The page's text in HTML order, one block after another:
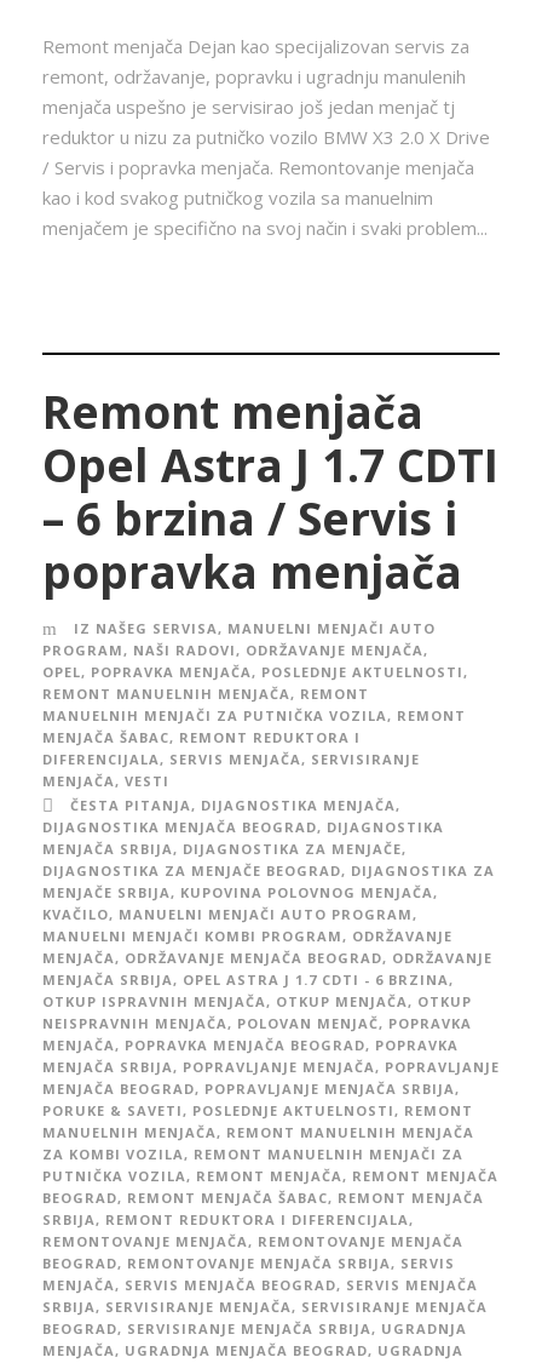
Remont menjača Dejan kao specijalizovan servis za
remont, održavanje, popravku i ugradnju manulenih
menjača uspešno je servisirao još jedan menjač tj
reduktor u nizu za putničko vozilo BMW X3 2.0 X Drive
/ Servis i popravka menjača. Remontovanje menjača
kao i kod svakog putničkog vozila sa manuelnim
menjačem je specifično na svoj način i svaki problem...
Remont menjača
Opel Astra J 1.7 CDTI
– 6 brzina / Servis i
popravka menjača
IZ NAŠEG SERVISA , MANUELNI MENJAČI AUTO
PROGRAM , NAŠI RADOVI , ODRŽAVANJE MENJAČA ,
OPEL, POPRAVKA MENJAČA , POSLEDNJE AKTUELNOSTI ,
REMONT MANUELNIH MENJAČA , REMONT
MANUELNIH MENJAČI ZA PUTNIČKA VOZILA , REMONT
MENJAČA ŠABAC, REMONT REDUKTORA I
DIFERENCIJALA , SERVIS MENJAČA , SERVISIRANJE
MENJAČA , VESTI
ČESTA PITANJA , DIJAGNOSTIKA MENJAČA ,
DIJAGNOSTIKA MENJAČA BEOGRAD, DIJAGNOSTIKA
MENJAČA SRBIJA , DIJAGNOSTIKA ZA MENJAČE,
DIJAGNOSTIKA ZA MENJAČE BEOGRAD, DIJAGNOSTIKA ZA
MENJAČE SRBIJA , KUPOVINA POLOVNOG MENJAČA ,
KVAČILO, MANUELNI MENJAČI AUTO PROGRAM ,
MANUELNI MENJAČI KOMBI PROGRAM , ODRŽAVANJE
MENJAČA , ODRŽAVANJE MENJAČA BEOGRAD, ODRŽAVANJE
MENJAČA SRBIJA , OPEL ASTRA J 1.7 CDTI - 6 BRZINA ,
OTKUP ISPRAVNIH MENJAČA , OTKUP MENJAČA , OTKUP
NEISPRAVNIH MENJAČA , POLOVAN MENJAČ, POPRAVKA
MENJAČA , POPRAVKA MENJAČA BEOGRAD, POPRAVKA
MENJAČA SRBIJA , POPRAVLJANJE MENJAČA , POPRAVLJANJE
MENJAČA BEOGRAD, POPRAVLJANJE MENJAČA SRBIJA ,
PORUKE & SAVETI , POSLEDNJE AKTUELNOSTI , REMONT
MANUELNIH MENJAČA , REMONT MANUELNIH MENJAČA
ZA KOMBI VOZILA , REMONT MANUELNIH MENJAČI ZA
PUTNIČKA VOZILA , REMONT MENJAČA , REMONT MENJAČA
BEOGRAD, REMONT MENJAČA ŠABAC, REMONT MENJAČA
SRBIJA , REMONT REDUKTORA I DIFERENCIJALA ,
REMONTOVANJE MENJAČA , REMONTOVANJE MENJAČA
BEOGRAD, REMONTOVANJE MENJAČA SRBIJA , SERVIS
MENJAČA , SERVIS MENJAČA BEOGRAD, SERVIS MENJAČA
SRBIJA , SERVISIRANJE MENJAČA , SERVISIRANJE MENJAČA
BEOGRAD, SERVISIRANJE MENJAČA SRBIJA , UGRADNJA
MENJAČA , UGRADNJA MENJAČA BEOGRAD, UGRADNJA